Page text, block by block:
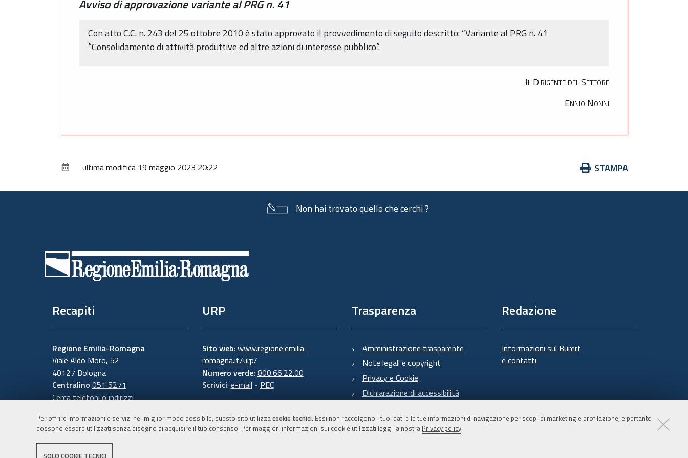
Per offrire informazioni e servizi nel miglior modo possibile, questo sito utilizzacookie tecnici. Essi non raccolgono i tuoi dati e le tue informazioni di navigazione per scopi di marketing e profilazione, e pertanto
possono essere utilizzati senza bisogno di acquisire il tuo consenso. Per maggiori informazioni sui cookie utilizzati leggi la nostra Privacy policy.
SOLO COOKIE TECNICI
Avviso di approvazione variante al PRG n. 41
Con atto C.C. n. 243 del 25 ottobre 2010 è stato approvato il provvedimento di seguito descritto: “Variante al PRG n. 41
“Consolidamento di attività produttive ed altre azioni di interesse pubblico”.
Il Dirigente del Settore
Ennio Nonni
Azioni
documento
STAMPA
ultima modifica 19 maggio 2023 20:22
Non hai trovato quello che cerchi ?
Recapiti
Regione Emilia-Romagna
Viale Aldo Moro, 52
40127 Bologna
Centralino 051 5271
Cerca telefoni o indirizzi
URP
Sito web: www.regione.emilia-
romagna.it/urp/
Numero verde: 800.66.22.00
Scrivici: e-mail - PEC
Trasparenza
Amministrazione trasparente
Note legali e copyright
Privacy e Cookie
Dichiarazione di accessibilità
Redazione
Informazioni sul Burert
e contatti